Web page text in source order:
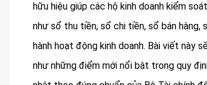
hữu hiệu giúp các hộ kinh doanh kiểm
như sổ thu tiền, sổ chi tiền, sổ bán
hành hoạt động kinh doanh. Bài viết này
như những điểm mới nổi bật trong quy